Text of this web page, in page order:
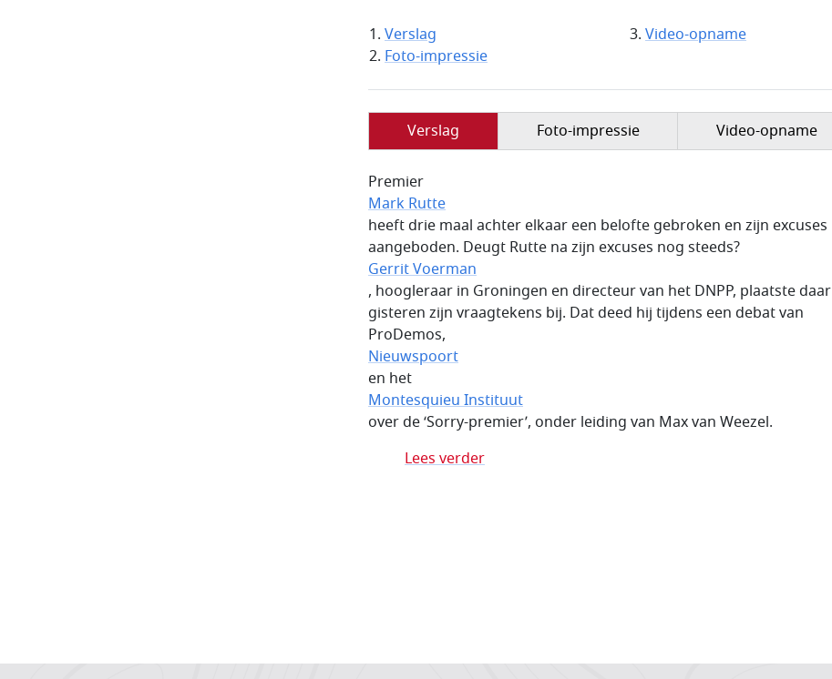
Verslag
Foto-impressie
Video-opname
Verslag Foto-impressie Video-opname
Premier
Mark Rutte
heeft drie maal achter elkaar een belofte gebroken en zijn excuses
aangeboden. Deugt Rutte na zijn excuses nog steeds?
Gerrit Voerman
, hoogleraar in Groningen en directeur van het DNPP, plaatste daar
gisteren zijn vraagtekens bij. Dat deed hij tijdens een debat van
ProDemos,
Nieuwspoort
en het
Montesquieu Instituut
over de ‘Sorry-premier’, onder leiding van Max van Weezel.
Lees verder